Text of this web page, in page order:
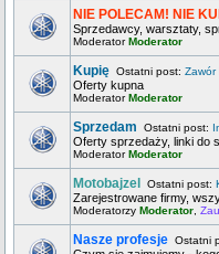
NIE POLECAM! NIE
Sprzedawcy, warsztaty,
ModeratorModerator
Kupię Ostatni post: Zawór
Oferty kupna
ModeratorModerator
Sprzedam Ostatni post:
Oferty sprzedaży, linki do
ModeratorModerator
Motobajzel Ostatni post:
Zarejestrowane firmy,
Moderatorzy Moderator
Nasze profesje Ostatni